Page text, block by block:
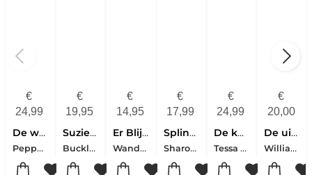
€
24,99
De ware Izzy
Pepper Basham
€
19,95
Suzie Van Cobtreefarm
Buckland, Hannah
€
14,95
Er Blijft Altijd Een Vogel Zingen
Wander, Nelleke
€
17,99
Splinters van genade
Sharon Garlough Brown
€
24,99
De keramist van de koningin
Tessa Afshar
€
20,00
De uitnodiging
William Paul Young